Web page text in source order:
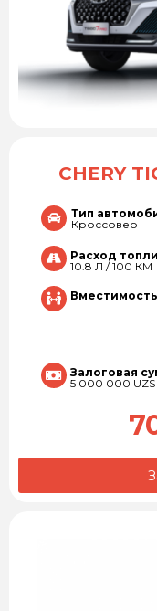
CHERY
Тип
Кроссовер
Расход
10.8 Л / 100 КМ
Залоговая
5 000 000 UZS